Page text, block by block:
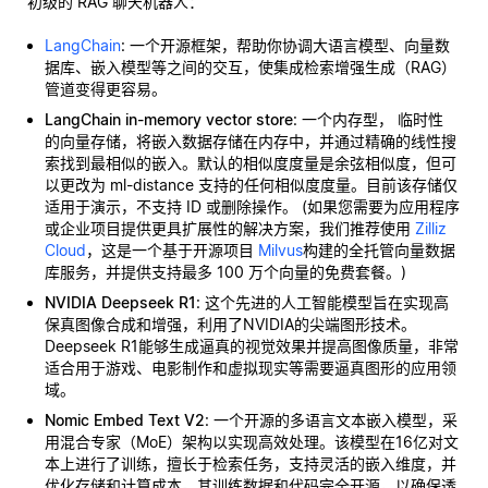
LangChain: 一个开源框架，帮助你协调大语言模型、向量数
据库、嵌入模型等之间的交互，使集成检索增强生成（RAG）
管道变得更容易。
LangChain in-memory vector store: 一个内存型， 临时性
的向量存储，将嵌入数据存储在内存中，并通过精确的线性搜
索找到最相似的嵌入。默认的相似度度量是余弦相似度，但可
以更改为 ml-distance 支持的任何相似度度量。目前该存储仅
适用于演示，不支持 ID 或删除操作。 (如果您需要为应用程序
或企业项目提供更具扩展性的解决方案，我们推荐使用 Zilliz
Cloud，这是一个基于开源项目 Milvus构建的全托管向量数据
库服务，并提供支持最多 100 万个向量的免费套餐。)
NVIDIA Deepseek R1: 这个先进的人工智能模型旨在实现高
保真图像合成和增强，利用了NVIDIA的尖端图形技术。
Deepseek R1能够生成逼真的视觉效果并提高图像质量，非常
适合用于游戏、电影制作和虚拟现实等需要逼真图形的应用领
域。
Nomic Embed Text V2: 一个开源的多语言文本嵌入模型，采
用混合专家（MoE）架构以实现高效处理。该模型在16亿对文
本上进行了训练，擅长于检索任务，支持灵活的嵌入维度，并